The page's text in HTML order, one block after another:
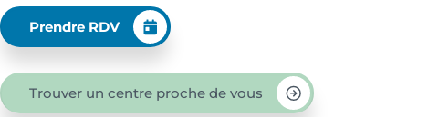
Prendre RDV
Trouver un centre proche de vous